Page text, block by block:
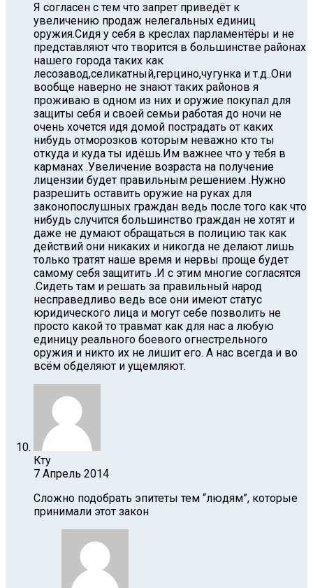
Я согласен с тем что запрет приведёт к
увеличению продаж нелегальных единиц
оружия.Сидя у себя в креслах парламентёры и не
представляют что творится в большинстве районах
нашего города таких как
лесозавод,селикатный,герцино,чугунка и т.д..Они
вообще наверно не знают таких районов я
проживаю в одном из них и оружие покупал для
защиты себя и своей семьи работая до ночи не
очень хочется идя домой пострадать от каких
нибудь отморозков которым неважно кто ты
откуда и куда ты идёшь.Им важнее что у тебя в
карманах .Увеличение возраста на получение
лицензии будет правильным решением .Нужно
разрешить оставить оружие на руках для
законопослушных граждан ведь после того как что
нибудь случится большинство граждан не хотят и
даже не думают обращаться в полицию так как
действий они никаких и никогда не делают лишь
только тратят наше время и нервы проще будет
самому себя защитить .И с этим многие согласятся
.Cидеть там и решать за правильный народ
несправедливо ведь все они имеют статус
юридического лица и могут себе позволить не
просто какой то травмат как для нас а любую
единицу реального боевого огнестрельного
оружия и никто их не лишит его. А нас всегда и во
всём обделяют и ущемляют.
Кту
7 Апрель 2014
Сложно подобрать эпитеты тем “людям”, которые
принимали этот закон